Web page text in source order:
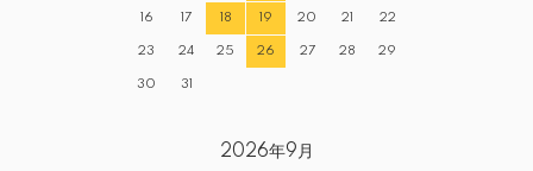
16 17 18 19 20 21 22
23 24 25 26 27 28 29
30 31
2026年9月